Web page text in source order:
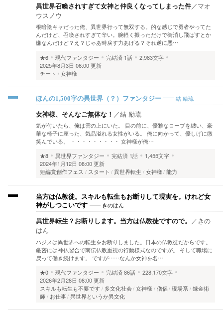
異世界召喚されすぎて女神と仲良くなってしまった件／マオ
ウスノウ
根暗陰キャだった俺、異世界行って無双する。的な感じで勇者やってた
んだけど、召喚されすぎて辛い。腕軽く振っただけで街消し飛ばすとか
嫌なんだけど？え？じゃあ時戻す力あげる？それ逆に悪…
★6
現代ファンタジー 完結済 1話
2,983文字
2025年8月3日 06:00 更新
チート
女神様
ほんの1,500字の異世界（？）ファンタジー 結 励琉
女神様、そんなご無体な！ ／結 励琉
気が付いたら、俺は雲の上にいた。 目の前に、優雅なローブを纏い、豪
華な椅子に座った、気品溢れる女性がいる。 俺に向かって、優しげに微
笑んでいる。 ・・・・・・・・・ 女神様が俺…
★8
異世界ファンタジー 完結済 1話
1,455文字
2024年1月12日 08:00 更新
短編賞創作フェス
スタート 異世界転生 女神様 能力
当方は仏教徒。スキルも転生もお断りして現実を。けれど女
神がしつこいです
きのはん
異世界転生？お断りします。当方は仏教徒ですので。 ／ きの
はん
ハジメは異世界への転生をお断りしました。日本の仏教徒だからです。
厳密には神仏習合で南伝仏教重視の行動様式なのですが。 そして職場に
戻って働き続けます。 ですが……なんか女神を名…
★0
現代ファンタジー 完結済86話
228,170文字
2026年2月28日 08:00 更新
スキルも転生も不要です
多文化社会 女神様 僧侶 現場系 錬金術
師
お仕事 異世界というか異文化